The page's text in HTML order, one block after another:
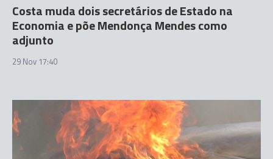
Costa muda dois secretários de Estado na
Economia e põe Mendonça Mendes como
adjunto
29 Nov 17:40